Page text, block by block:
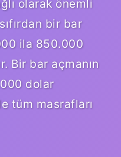
olarak önemli
bir bar
ila 850.000
Bir bar açmanın
dolar
tüm masrafları